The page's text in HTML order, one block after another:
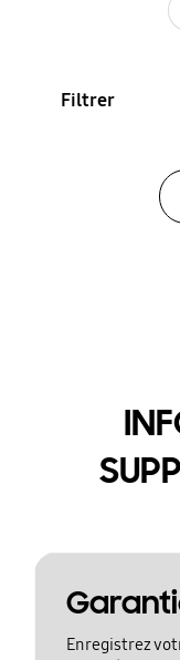
Filtrer
Enregistrez